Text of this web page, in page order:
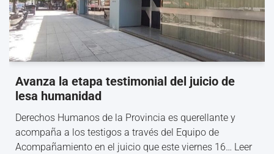
Avanza la etapa testimonial del juicio de
lesa humanidad
Derechos Humanos de la Provincia es querellante y
acompaña a los testigos a través del Equipo de
Acompañamiento en el juicio que este viernes 16… Leer